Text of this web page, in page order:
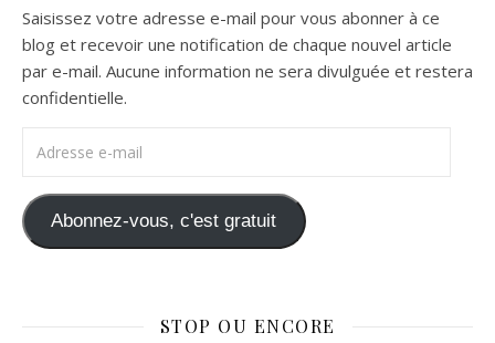
Saisissez votre adresse e-mail pour vous abonner à ce
blog et recevoir une notification de chaque nouvel article
par e-mail. Aucune information ne sera divulguée et restera
confidentielle.
Abonnez-vous, c'est gratuit
STOP OU ENCORE